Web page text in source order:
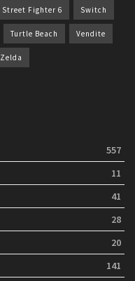
Street Fighter 6 Switch
Turtle Beach Vendite
Zelda
557
11
41
28
20
141